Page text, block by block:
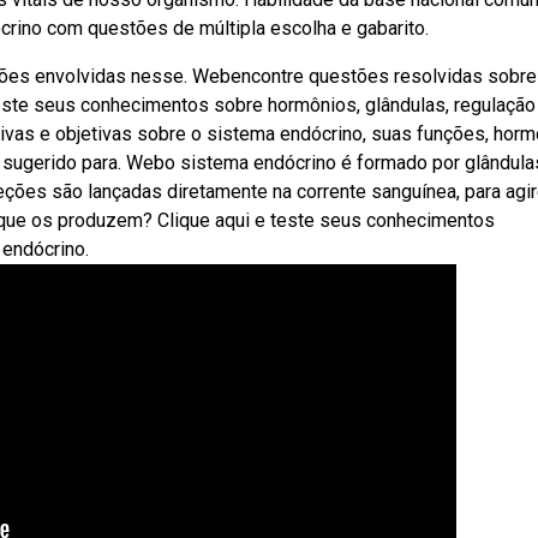
com questões de múltipla escolha e gabarito.
envolvidas nesse. Webencontre questões resolvidas
seus conhecimentos sobre hormônios, glândulas,
e objetivas sobre o sistema endócrino, suas funções,
para. Webo sistema endócrino é formado por
são lançadas diretamente na corrente sanguínea, para
os produzem? Clique aqui e teste seus conhecimentos